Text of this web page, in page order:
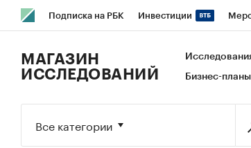
Подписка на РБК Инвестиции
Исследования Кредитные рейтинги
МАГАЗИН
ИССЛЕДОВАНИЙ
Бизнес-планы
Все категории